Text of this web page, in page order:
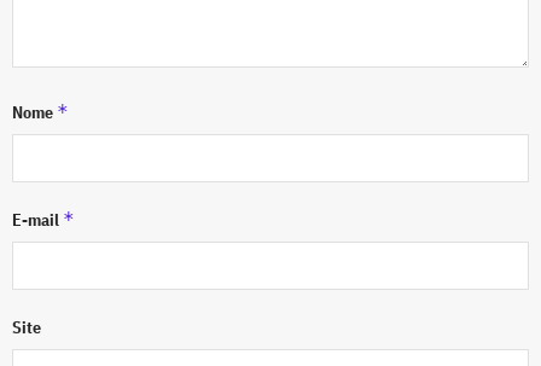
Nome *
E-mail *
Site